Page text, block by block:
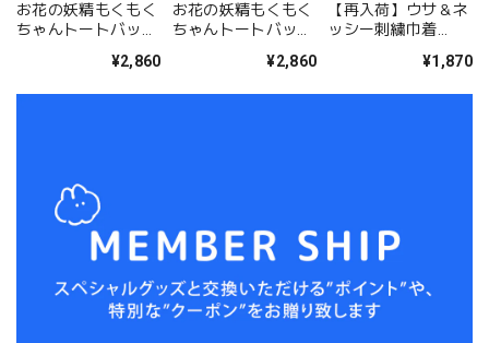
お花の妖精もくもく
ちゃんトートバッ
ーン（MK-683)¥2,860
お花の妖精もくもく
ちゃんトートバッ
¥2,860
【再入荷】ウサ＆ネ
ッシー刺繍巾着
¥1,870